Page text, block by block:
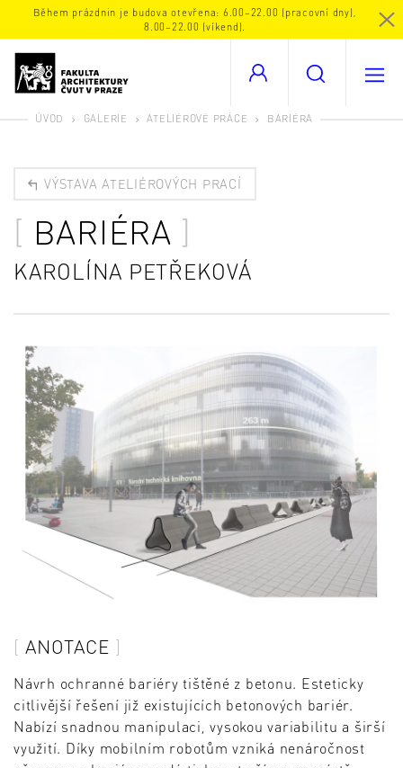
Během prázdnin je budova otevřena: 6.00–22.00 (pracovní dny),
8.00–22.00 (víkend).
ÚVOD GALERIE ATELIÉROVÉ PRÁCE BARIÉRA
VÝSTAVA ATELIÉROVÝCH PRACÍ
BARIÉRA
KAROLÍNA PETŘEKOVÁ
ANOTACE
Návrh ochranné bariéry tištěné z betonu. Esteticky
citlivější řešení již existujících betonových bariér.
Nabízí snadnou manipulaci, vysokou variabilitu a širší
využití. Díky mobilním robotům vzniká nenáročnost